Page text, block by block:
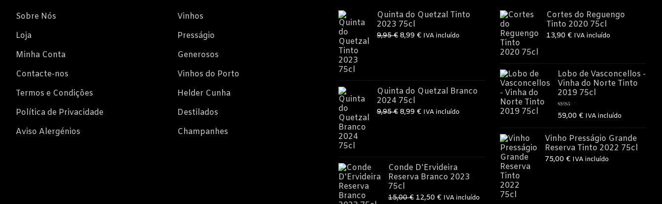
Sobre Nós
Loja
Minha Conta
Contacte-nos
Termos e Condições
Política de Privacidade
Aviso Alergénios
Vinhos
Presságio
Generosos
Vinhos do Porto
Helder Cunha
Destilados
Champanhes
Quinta do Quetzal Tinto
2023 75cl
9,95€ O
8,99 €OIVA incluído
Quinta do Quetzal Branco
2024 75cl
9,95€ O
8,99 €OIVA incluído
Conde D'Ervideira
Reserva Branco 2023
75cl
15,00€ O
12,50 €OIVA incluído
Cortes do Reguengo
Tinto 2020 75cl
13,90 € IVA incluído
Lobo de Vasconcellos -
Vinha do Norte Tinto
2019 75cl
Avaliação
5.00de 5
59,00 € IVA incluído
Vinho Presságio Grande
Reserva Tinto 2022 75cl
75,00 € IVA incluído